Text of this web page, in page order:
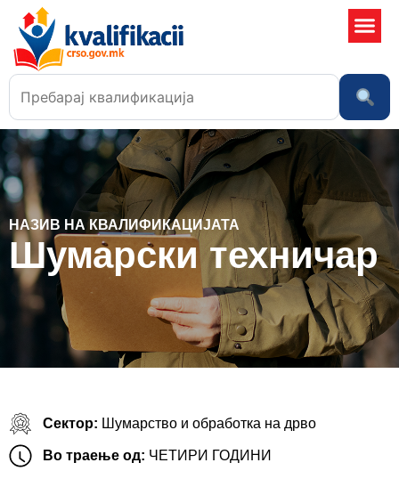
НАЗИВ НА КВАЛИФИКАЦИЈАТА
Шумарски техничар
Сектор: Шумарство и обработка на дрво
Во траење од: ЧЕТИРИ ГОДИНИ